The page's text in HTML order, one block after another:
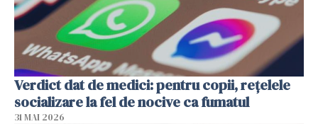
Verdict dat de medici: pentru copii, rețelele
socializare la fel de nocive ca fumatul
31 MAI 2026